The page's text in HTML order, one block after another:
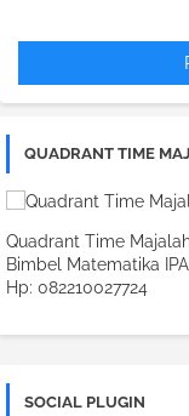
QUADRANT TIME
Quadrant Time
Bimbel Matematika
Hp: 082210027724
SOCIAL PLUGIN